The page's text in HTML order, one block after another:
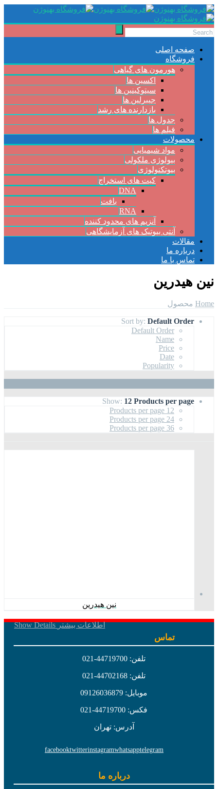
صفحه اصلی
فروشگاه
هورمون های گیاهی
اکسین ها
سیتوکینین ها
جیبرلین ها
بازدارنده های رشد
جدول ها
فیلم ها
محصولات
مواد شیمیایی
بیولوژی ملکولی
بیوتکنولوژی
کیت های استخراج
DNA
بافت
RNA
آنزیم های محدود کننده
آنتی بیوتیک های آزمایشگاهی
مقالات
درباره ما
تماس با ما
نین هیدرین
Home محصول
Sort by: Default Order
Default Order
Name
Price
Date
Popularity
Show: 12 Products per page
12 Products per page
24 Products per page
36 Products per page
نین هیدرین
اطلاعات بیشترShow Details
تماس
تلفن: 44719700-021
تلفن: 44702168-021
موبایل: 09126036879
فکس: 44719700-021
آدرس: تهران
telegram
whatsapp
instagram
twitter
facebook
درباره ما